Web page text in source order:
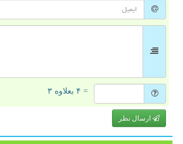
= ۴ بعلاوه ۳
ارسال نظر